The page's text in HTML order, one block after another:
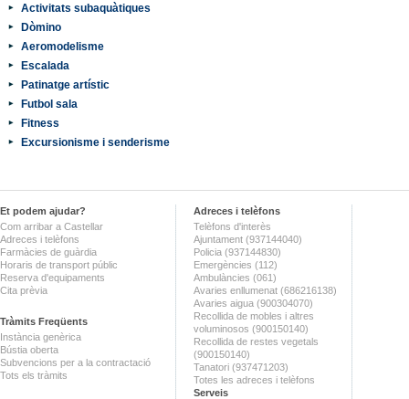
Activitats subaquàtiques
Dòmino
Aeromodelisme
Escalada
Patinatge artístic
Futbol sala
Fitness
Excursionisme i senderisme
Et podem ajudar?
Com arribar a Castellar
Adreces i telèfons
Farmàcies de guàrdia
Horaris de transport públic
Reserva d'equipaments
Cita prèvia
Tràmits Freqüents
Instància genèrica
Bústia oberta
Subvencions per a la contractació
Tots els tràmits
Adreces i telèfons
Telèfons d'interès
Ajuntament (937144040)
Policia (937144830)
Emergències (112)
Ambulàncies (061)
Avaries enllumenat (686216138)
Avaries aigua (900304070)
Recollida de mobles i altres
voluminosos (900150140)
Recollida de restes vegetals
(900150140)
Tanatori (937471203)
Totes les adreces i telèfons
Serveis